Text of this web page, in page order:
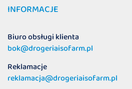
INFORMACJE
Biuro obsługi klienta
bok@drogeriaisofarm.pl
Reklamacje
reklamacja@drogeriaisofarm.pl